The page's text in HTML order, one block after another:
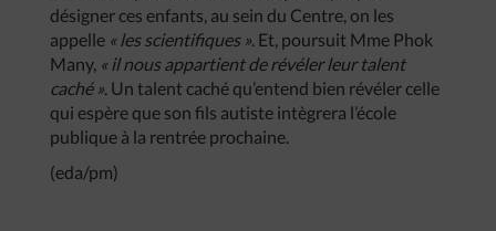
désigner ces enfants, au sein du Centre, on les
appelle « les scientifiques ». Et, poursuit Mme Phok
Many, « il nous appartient de révéler leur talent
caché ». Un talent caché qu’entend bien révéler celle
qui espère que son fils autiste intègrera l’école
publique à la rentrée prochaine.
(eda/pm)